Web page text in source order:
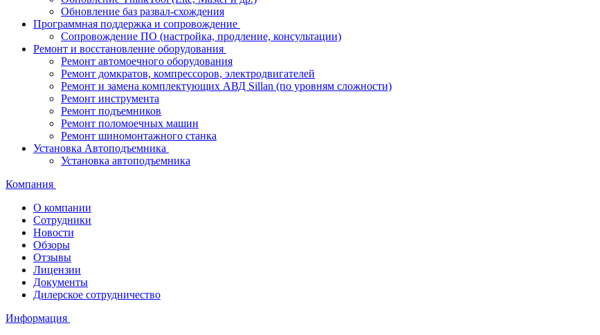
Обновление баз развал-схождения
Программная поддержка и сопровождение
Сопровождение ПО (настройка, продление, консультации)
Ремонт и восстановление оборудования
Ремонт автомоечного оборудования
Ремонт домкратов, компрессоров, электродвигателей
Ремонт и замена комплектующих АВД Sillan (по уровням сложности)
Ремонт инструмента
Ремонт подъемников
Ремонт поломоечных машин
Ремонт шиномонтажного станка
Установка Автоподъемника
Установка автоподъемника
Компания
О компании
Сотрудники
Новости
Обзоры
Отзывы
Лицензии
Документы
Дилерское сотрудничество
Информация